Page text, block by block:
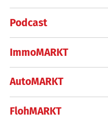
Podcast
ImmoMARKT
AutoMARKT
FlohMARKT